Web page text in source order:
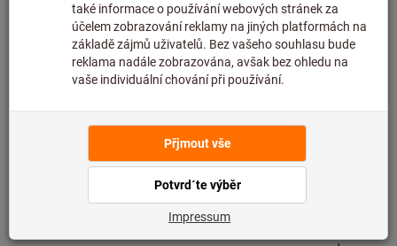
Ošetřovací prostředek, tekutý, 5 l
hliník, zinek, broušení a leštění,
Typ: ALUMINIUM2
Artiklové číslo: 501660 ALUMINIUM2
Ihned k dodání
673,00 CZK